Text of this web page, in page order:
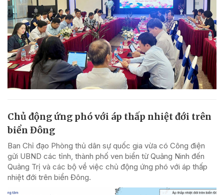
Chủ động ứng phó với áp thấp nhiệt đới trên
biển Đông
Ban Chỉ đạo Phòng thủ dân sự quốc gia vừa có Công điện
gửi UBND các tỉnh, thành phố ven biển từ Quảng Ninh đến
Quảng Trị và các bộ về việc chủ động ứng phó với áp thấp
nhiệt đới trên biển Đông.